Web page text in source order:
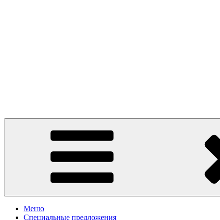
Presto Pizza Klin
маленькая Италия в Клину
Меню
Специальные предложения